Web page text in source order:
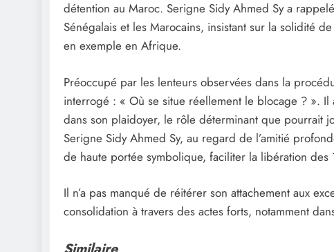
détention au Maroc. Serigne Sidy Ahmed Sy a
Sénégalais et les Marocains, insistant sur la solidité
en exemple en Afrique.
Préoccupé par les lenteurs observées dans la
interrogé : « Où se situe réellement le blocage ? ».
dans son plaidoyer, le rôle déterminant que pourrait
Serigne Sidy Ahmed Sy, au regard de l’amitié
de haute portée symbolique, faciliter la libération des
Il n’a pas manqué de réitérer son attachement aux
consolidation à travers des actes forts, notamment